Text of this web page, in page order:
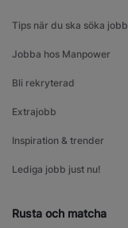
Tips när du ska söka jobb
Jobba hos Manpower
Bli rekryterad
Extrajobb
Inspiration & trender
Lediga jobb just nu!
Rusta och matcha